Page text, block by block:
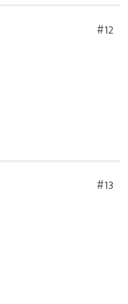
#12
#13